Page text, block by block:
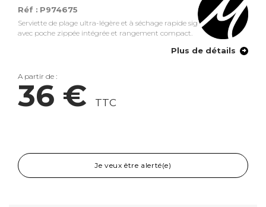
Réf : P974675
Serviette de plage ultra-légère et à séchage rapide signée Matador,
avec poche zippée intégrée et rangement compact.
Plus de détails
A partir de :
36 € TTC
Je veux être alerté(e)